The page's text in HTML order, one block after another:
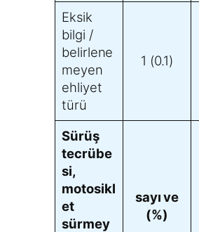
Eksik
bilgi /
belirlene
meyen
ehliyet
türü
1 (0.1)
Sürüş
tecrübe
si,
motosikl
et
sürmey
sayı ve
(%)